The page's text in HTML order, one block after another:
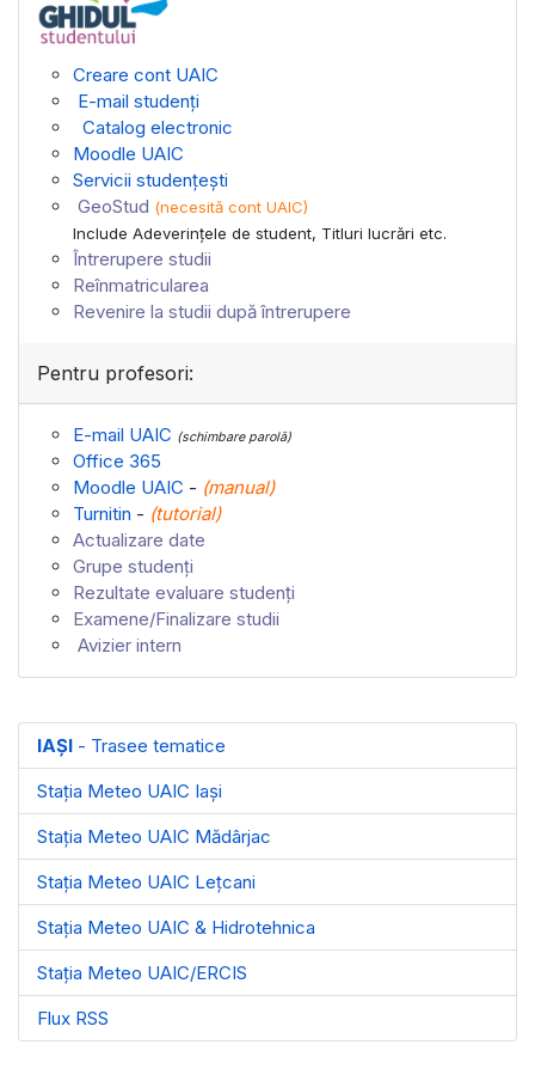
Creare cont UAIC
E-mail studenți
Catalog electronic
Moodle UAIC
Servicii studențești
GeoStud (necesită cont UAIC)
Include Adeverinţele de student, Titluri lucrări etc.
Întrerupere studii
Reînmatricularea
Revenire la studii după întrerupere
Pentru profesori:
E-mail UAIC (schimbare parolă)
Office 365
Moodle UAIC - (manual)
Turnitin - (tutorial)
Actualizare date
Grupe studenți
Rezultate evaluare studenți
Examene/Finalizare studii
Avizier intern
IAȘI - Trasee tematice
Stația Meteo UAIC Iași
Stația Meteo UAIC Mădârjac
Stația Meteo UAIC Leţcani
Stația Meteo UAIC & Hidrotehnica
Stația Meteo UAIC/ERCIS
Flux RSS